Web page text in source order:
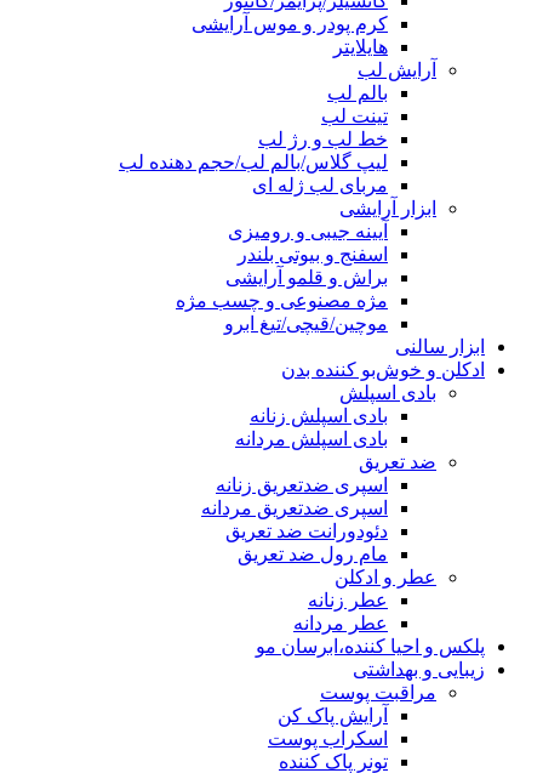
کرم پودر و موس آرایشی
هایلایتر
آرایش لب
بالم لب
تینت لب
خط لب و رژ لب
لیپ گلاس/بالم لب/حجم دهنده لب
مربای لب ژله ای
ابزار آرایشی
آیینه جیبی و رومیزی
اسفنج و بیوتی بلندر
براش و قلمو آرایشی
مژه مصنوعی و چسب مژه
موچین/قیچی/تیغ ابرو
ابزار سالنی
ادکلن و خوش‌بو کننده بدن
بادی اسپلش
بادی اسپلش زنانه
بادی اسپلش مردانه
ضد تعریق
اسپری ضدتعریق زنانه
اسپری ضدتعریق مردانه
دئودورانت ضد تعریق
مام رول ضد تعریق
عطر و ادکلن
عطر زنانه
عطر مردانه
پلکس و احیا کننده،ابرسان مو
زیبایی و بهداشتی
مراقبت پوست
آرایش پاک کن
اسکراب پوست
تونر پاک کننده